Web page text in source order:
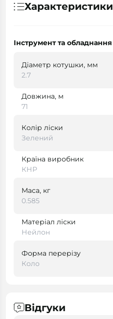
Характеристики
Інструмент та обладнання
Діаметр котушки, мм
2.7
Довжина, м
71
Колір ліски
Зелений
Країна виробник
КНР
Маса, кг
0.585
Матеріал ліски
Нейлон
Форма перерізу
Коло
Відгуки